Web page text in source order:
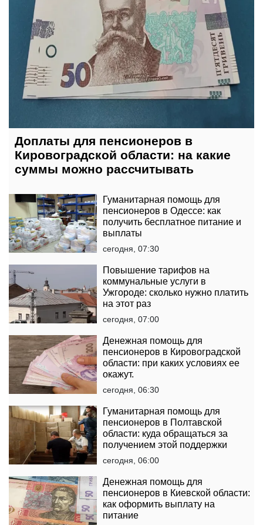
Доплаты для пенсионеров в
Кировоградской области: на какие
суммы можно рассчитывать
Гуманитарная помощь для
пенсионеров в Одессе: как
получить бесплатное питание и
выплаты
сегодня, 07:30
Повышение тарифов на
коммунальные услуги в
Ужгороде: сколько нужно платить
на этот раз
сегодня, 07:00
Денежная помощь для
пенсионеров в Кировоградской
области: при каких условиях ее
окажут.
сегодня, 06:30
Гуманитарная помощь для
пенсионеров в Полтавской
области: куда обращаться за
получением этой поддержки
сегодня, 06:00
Денежная помощь для
пенсионеров в Киевской области:
как оформить выплату на
питание